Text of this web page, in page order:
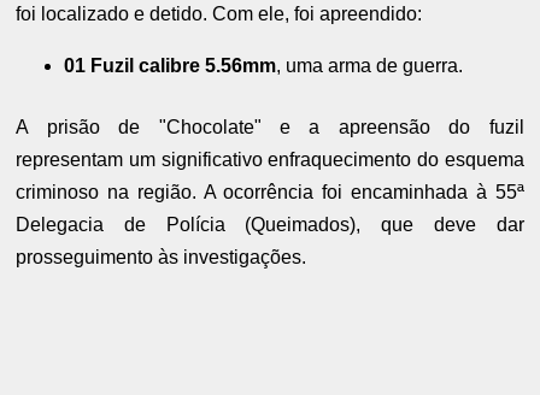
foi localizado e detido. Com ele, foi apreendido:
01 Fuzil calibre 5.56mm, uma arma de guerra.
A prisão de "Chocolate" e a apreensão do fuzil
representam um significativo enfraquecimento do esquema
criminoso na região. A ocorrência foi encaminhada à 55ª
Delegacia de Polícia (Queimados), que deve dar
prosseguimento às investigações.